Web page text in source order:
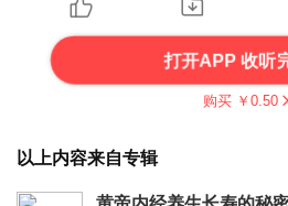
打开APP 收听
购买 ￥ 0.50
以上内容来自专辑